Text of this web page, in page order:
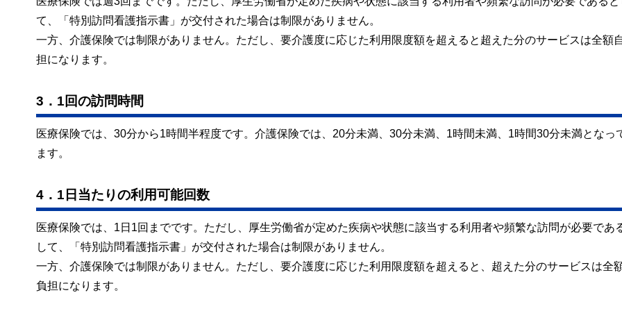
て、「特別訪問看護指示書」が交付された場合は制限がありません。
一方、介護保険では制限がありません。ただし、要介護度に応じた利用限度額を超えると超えた分のサービスは全額
担になります。
3．1回の訪問時間
医療保険では、30分から1時間半程度です。介護保険では、20分未満、30分未満、1時間未満、1時間30分未満となっ
ます。
4．1日当たりの利用可能回数
医療保険では、1日1回までです。ただし、厚生労働省が定めた疾病や状態に該当する利用者や頻繁な訪問が必要であ
して、「特別訪問看護指示書」が交付された場合は制限がありません。
一方、介護保険では制限がありません。ただし、要介護度に応じた利用限度額を超えると、超えた分のサービスは全
負担になります。